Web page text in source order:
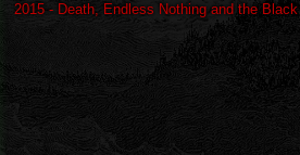
2015 - Death, Endless Nothing and the